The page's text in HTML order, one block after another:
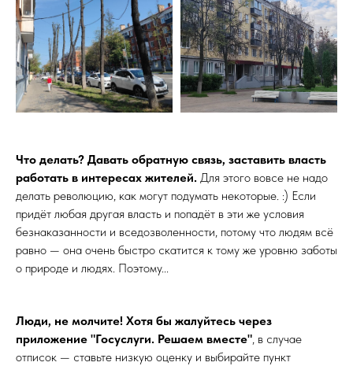
Что делать? Давать обратную связь, заставить власть
работать в интересах жителей. Для этого вовсе не надо
делать революцию, как могут подумать некоторые. :) Если
придёт любая другая власть и попадёт в эти же условия
безнаказанности и вседозволенности, потому что людям всё
равно — она очень быстро скатится к тому же уровню заботы
о природе и людях. Поэтому...
Люди, не молчите! Хотя бы жалуйтесь через
приложение "Госуслуги. Решаем вместе", в случае
отписок — ставьте низкую оценку и выбирайте пункт